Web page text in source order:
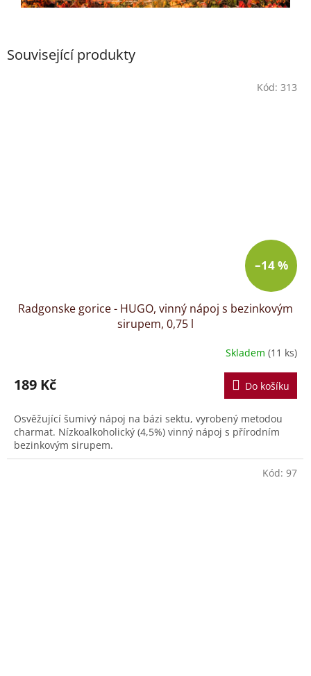
Související produkty
–14 %
Radgonske gorice - HUGO, vinný nápoj s bezinkovým
sirupem, 0,75 l
Skladem (11 ks)
189 Kč Do košíku
Osvěžující šumivý nápoj na bázi sektu, vyrobený metodou
charmat. Nízkoalkoholický (4,5%) vinný nápoj s přírodním
bezinkovým sirupem.
Kód: 313
Kód: 97